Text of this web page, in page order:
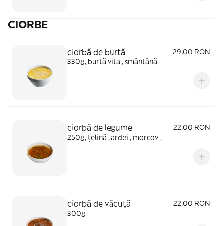
CIORBE
ciorbă de burtă
29,00 RON
330g, burtă vita , smântână
ciorbă de legume
22,00 RON
250g, țelină , ardei , morcov ,
ciorbă de văcuţă
22,00 RON
300g